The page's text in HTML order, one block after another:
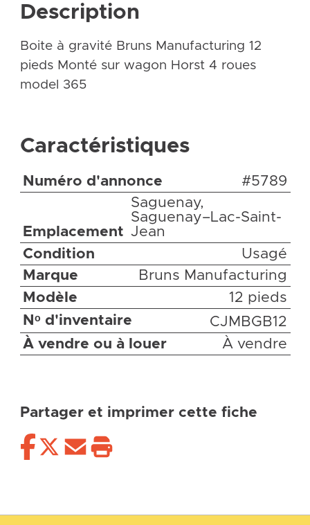
Description
Boite à gravité Bruns Manufacturing 12
pieds Monté sur wagon Horst 4 roues
model 365
Caractéristiques
Numéro d'annonce #5789
Emplacement
Saguenay,
Saguenay–Lac-Saint-
Jean
Condition
Usagé
Marque
Bruns Manufacturing
Modèle
12 pieds
Nᵒ d'inventaire
CJMBGB12
À vendre ou à louer
À vendre
Partager et imprimer cette fiche